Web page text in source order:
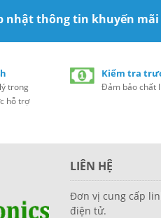
nhật thông tin khuyến
trong
hỗ trợ
Kiểm tra
Đảm bảo chất
LIÊN HỆ
Đơn vị cung cấp
điện tử.